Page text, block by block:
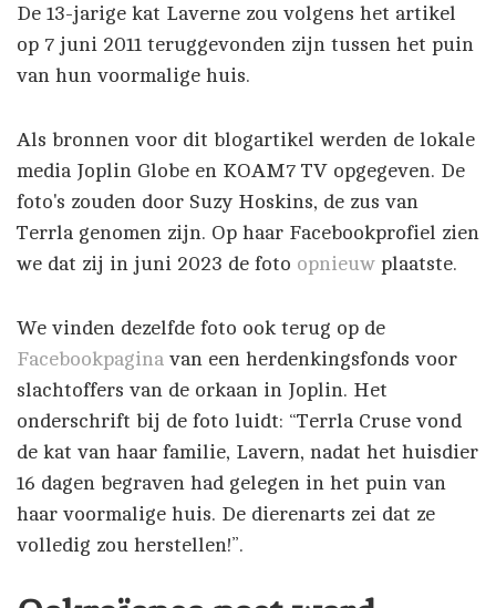
De 13-jarige kat Laverne zou volgens het artikel
op 7 juni 2011 teruggevonden zijn tussen het puin
van hun voormalige huis.
Als bronnen voor dit blogartikel werden de lokale
media Joplin Globe en KOAM7 TV opgegeven. De
foto's zouden door Suzy Hoskins, de zus van
Terrla genomen zijn. Op haar Facebookprofiel zien
we dat zij in juni 2023 de foto opnieuw plaatste.
We vinden dezelfde foto ook terug op de
Facebookpagina van een herdenkingsfonds voor
slachtoffers van de orkaan in Joplin. Het
onderschrift bij de foto luidt: “Terrla Cruse vond
de kat van haar familie, Lavern, nadat het huisdier
16 dagen begraven had gelegen in het puin van
haar voormalige huis. De dierenarts zei dat ze
volledig zou herstellen!”.